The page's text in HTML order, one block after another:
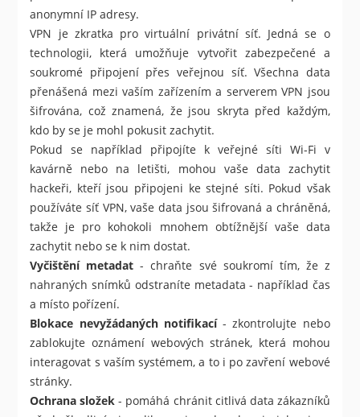
anonymní IP adresy.
VPN je zkratka pro virtuální privátní síť. Jedná se o
technologii, která umožňuje vytvořit zabezpečené a
soukromé připojení přes veřejnou síť. Všechna data
přenášená mezi vaším zařízením a serverem VPN jsou
šifrována, což znamená, že jsou skryta před každým,
kdo by se je mohl pokusit zachytit.
Pokud se například připojíte k veřejné síti Wi-Fi v
kavárně nebo na letišti, mohou vaše data zachytit
hackeři, kteří jsou připojeni ke stejné síti. Pokud však
používáte síť VPN, vaše data jsou šifrovaná a chráněná,
takže je pro kohokoli mnohem obtížnější vaše data
zachytit nebo se k nim dostat.
Vyčištění metadat - chraňte své soukromí tím, že z
nahraných snímků odstraníte metadata - například čas
a místo pořízení.
Blokace nevyžádaných notifikací- zkontrolujte nebo
zablokujte oznámení webových stránek, která mohou
interagovat s vaším systémem, a to i po zavření webové
stránky.
Ochrana složek - pomáhá chránit citlivá data zákazníků